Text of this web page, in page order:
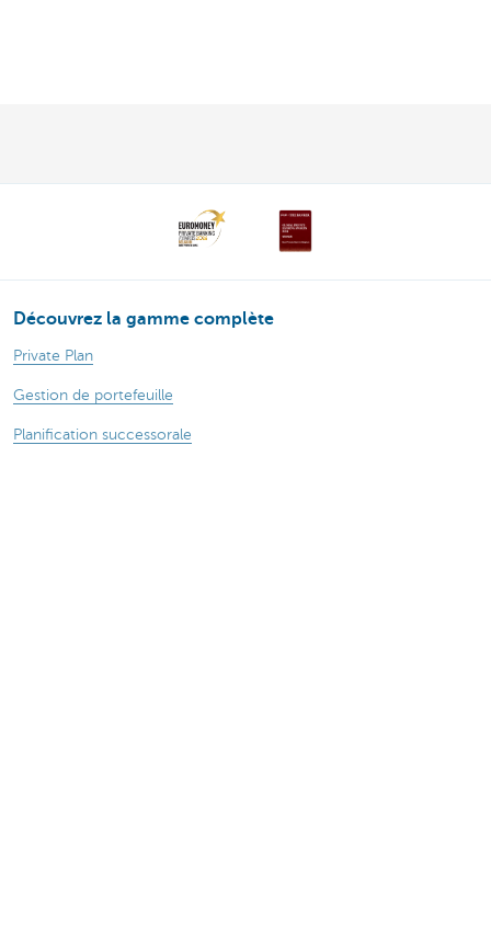
Découvrez la gamme complète
Private Plan
Gestion de portefeuille
Planification successorale